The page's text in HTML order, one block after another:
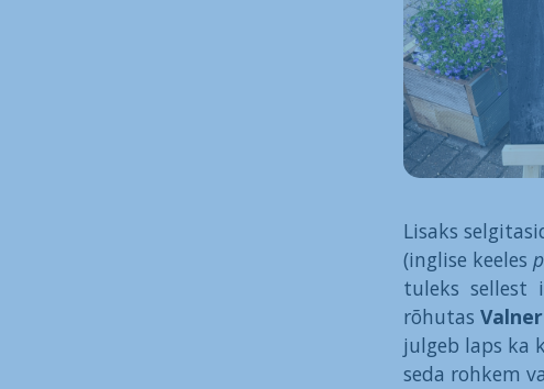
Lisaks
(inglise keeles
tuleks sellest
rõhutas Valner
julgeb laps ka
seda rohkem